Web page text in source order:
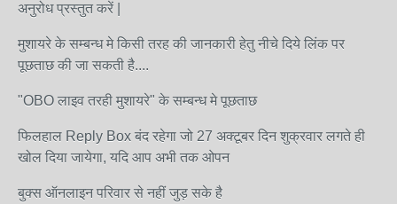
अनुरोध प्रस्तुत करें |
मुशायरे के सम्बन्ध मे किसी तरह की जानकारी हेतु नीचे दिये लिंक पर
पूछताछ की जा सकती है....
"OBO लाइव तरही मुशायरे" के सम्बन्ध मे पूछताछ
फिलहाल Reply Box बंद रहेगा जो 27 अक्टूबर दिन शुक्रवार लगते ही
खोल दिया जायेगा, यदि आप अभी तक ओपन
बुक्स ऑनलाइन परिवार से नहीं जुड़ सके है